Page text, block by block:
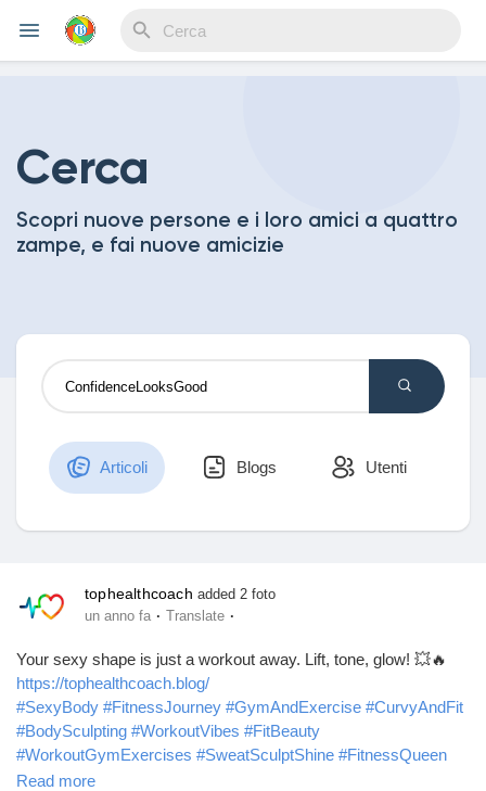
Discover Events
Discover Mercatino
I miei prodotti
Discover Gruppi
Cerca
Scopri nuove persone e i loro amici a quattro
zampe, e fai nuove amicizie
Articoli Blogs Utenti
tophealthcoach added 2 foto
un anno fa · Translate ·
Your sexy shape is just a workout away. Lift, tone, glow! 💥🔥
https://tophealthcoach.blog/
#SexyBody #FitnessJourney #GymAndExercise #CurvyAndFit
#BodySculpting #WorkoutVibes #FitBeauty
#WorkoutGymExercises #SweatSculptShine #FitnessQueen
#HealthyIsHot
Read more